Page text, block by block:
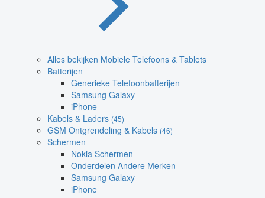
Alles bekijken Mobiele Telefoons & Tablets
Batterijen
Generieke Telefoonbatterijen
Samsung Galaxy
iPhone
Kabels & Laders (45)
GSM Ontgrendeling & Kabels (46)
Schermen
Nokia Schermen
Onderdelen Andere Merken
Samsung Galaxy
iPhone